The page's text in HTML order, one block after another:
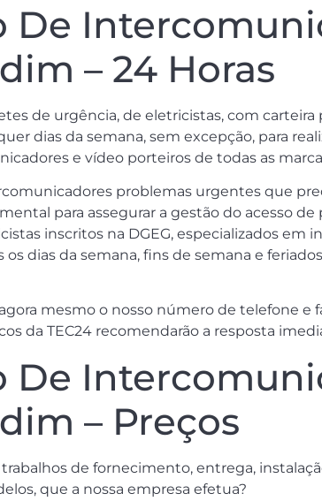
De
– 24 Horas
de urgência, de eletricistas, com
dias da semana, sem excepção, para
e vídeo porteiros de todas as
problemas urgentes que
para assegurar a gestão do acesso
inscritos na DGEG, especializados
os dias da semana, fins de semana e
mesmo o nosso número de telefone e
da TEC24 recomendarão a resposta
De
– Preços
de fornecimento, entrega,
que a nossa empresa efetua?